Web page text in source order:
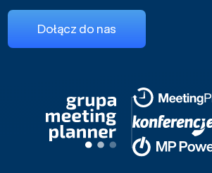
Dołącz do nas